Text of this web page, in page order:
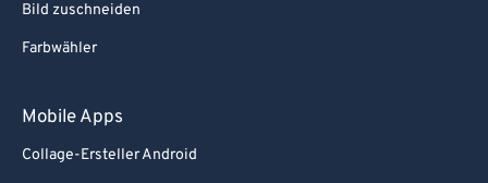
Bild zuschneiden
Farbwähler
Mobile Apps
Collage-Ersteller Android